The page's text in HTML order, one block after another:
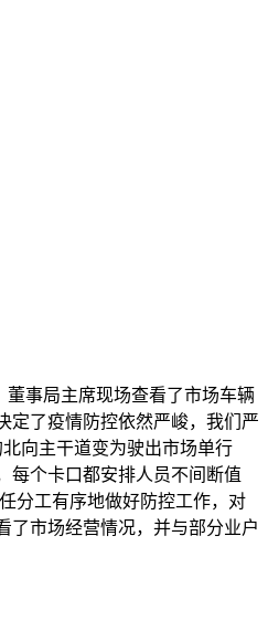
事局主席现场查看了市场车辆
定了疫情防控依然严峻，我们严
向主干道变为驶出市场单行
每个卡口都安排人员不间断值
分工有序地做好防控工作，对
市场经营情况，并与部分业户